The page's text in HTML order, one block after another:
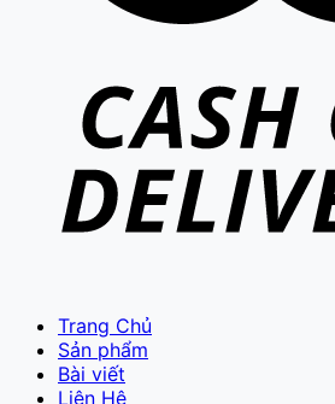
Trang Chủ
Sản phẩm
Bài viết
Liên Hệ